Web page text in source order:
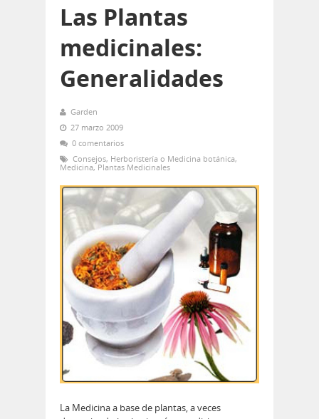
Las Plantas
medicinales:
Generalidades
Garden
27 marzo 2009
0 comentarios
Consejos, Herboristería o Medicina botánica,
Medicina,Plantas Medicinales
La Medicina a base de plantas, a veces